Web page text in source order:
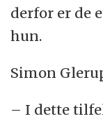
derfor er de
hun.
Simon
– I dette